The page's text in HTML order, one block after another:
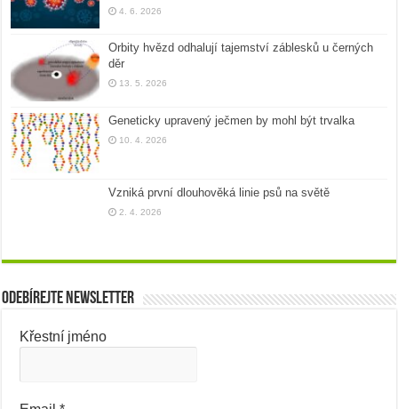
4. 6. 2026
Orbity hvězd odhalují tajemství záblesků u černých
děr
13. 5. 2026
Geneticky upravený ječmen by mohl být trvalka
10. 4. 2026
Vzniká první dlouhověká linie psů na světě
2. 4. 2026
Odebírejte newsletter
Křestní jméno